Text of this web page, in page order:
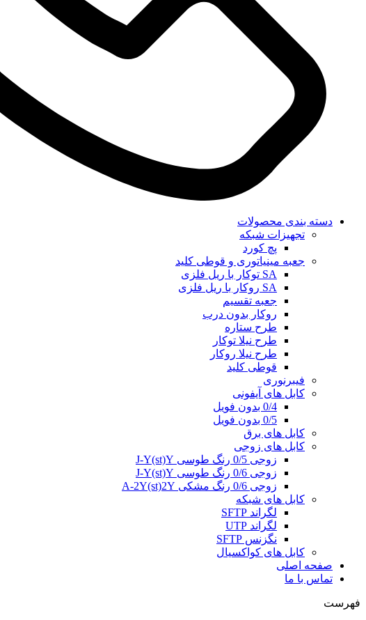
دسته بندی محصولات
تجهیزات شبکه
پچ کورد
جعبه مینیاتوری و قوطی کلید
SA توکار با ریل فلزی
SA روکار با ریل فلزی
جعبه تقسیم
روکار بدون درب
طرح ستاره
طرح نیلا توکار
طرح نیلا روکار
قوطی کلید
فیبرنوری
کابل های آیفونی
0/4 بدون فویل
0/5 بدون فویل
کابل های برق
کابل های زوجی
زوجی 0/5 رنگ طوسی J-Y(st)Y
زوجی 0/6 رنگ طوسی J-Y(st)Y
زوجی 0/6 رنگ مشکی A-2Y(st)2Y
کابل های شبکه
لگراند SFTP
لگراند UTP
نگزنس SFTP
کابل های کواکسیال
صفحه اصلی
تماس با ما
فهرست